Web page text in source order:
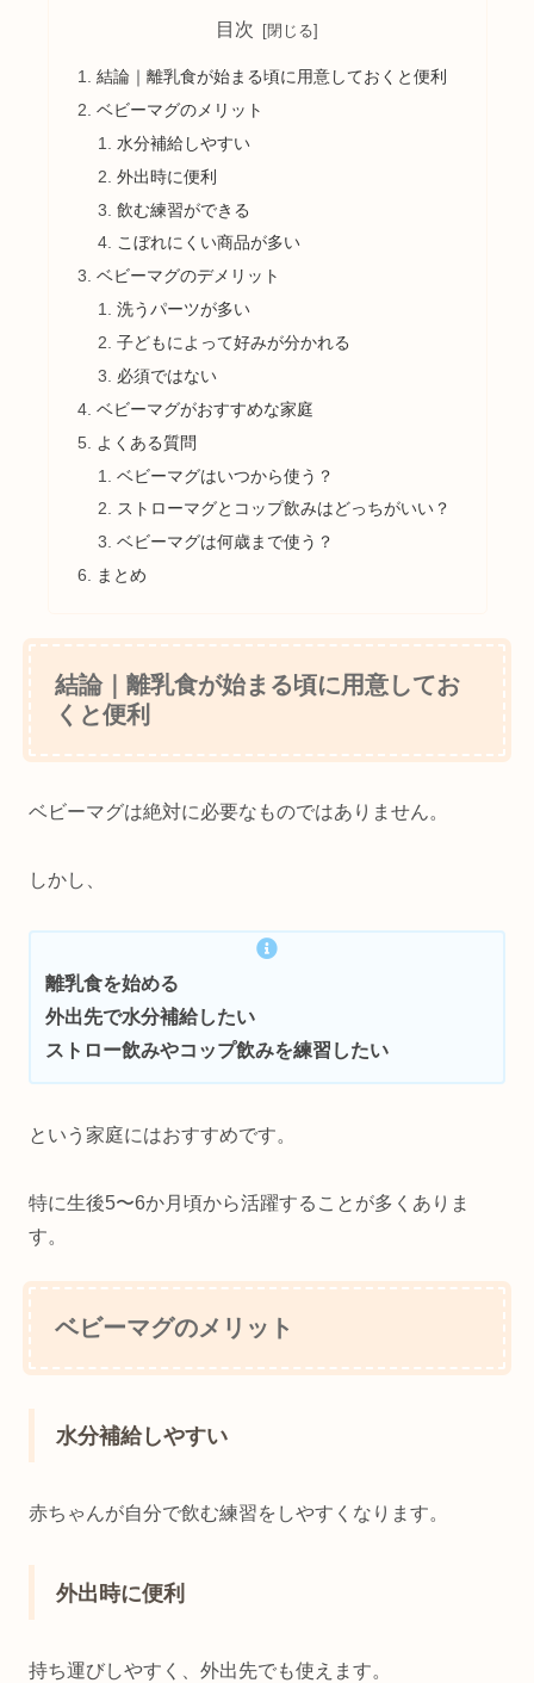
目次
結論｜離乳食が始まる頃に用意しておくと便利
ベビーマグのメリット
水分補給しやすい
外出時に便利
飲む練習ができる
こぼれにくい商品が多い
ベビーマグのデメリット
洗うパーツが多い
子どもによって好みが分かれる
必須ではない
ベビーマグがおすすめな家庭
よくある質問
ベビーマグはいつから使う？
ストローマグとコップ飲みはどっちがいい？
ベビーマグは何歳まで使う？
まとめ
結論｜離乳食が始まる頃に用意してお
くと便利
ベビーマグは絶対に必要なものではありません。
しかし、
離乳食を始める
外出先で水分補給したい
ストロー飲みやコップ飲みを練習したい
という家庭にはおすすめです。
特に生後5〜6か月頃から活躍することが多くありま
す。
ベビーマグのメリット
水分補給しやすい
赤ちゃんが自分で飲む練習をしやすくなります。
外出時に便利
持ち運びしやすく、外出先でも使えます。